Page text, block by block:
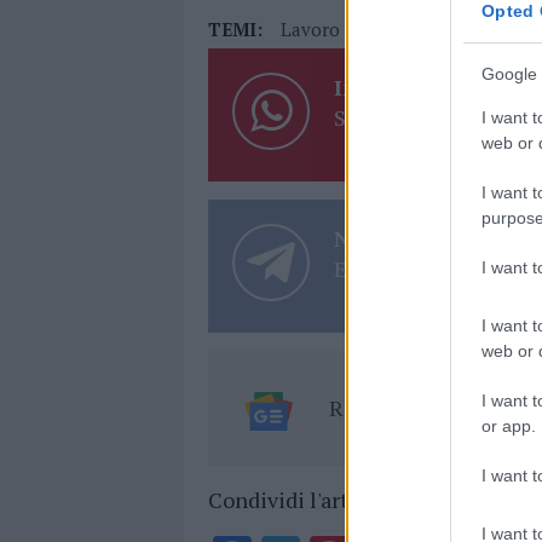
Opted
Google
I want
web or
I want
I want
I want
web or
I want
or app.
I want
I want
TEMI: Lavoro Olbia
Inviaci le tue
Su WhatsApp al
Notizie in tempo
Entra nel canale
Ricevi le nostre
Condividi l'articolo